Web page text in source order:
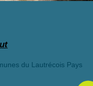
du Lautrécois Pays